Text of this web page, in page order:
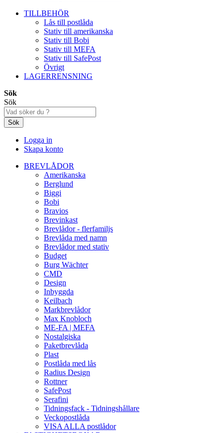
TILLBEHÖR
Lås till postlåda
Stativ till amerikanska
Stativ till Bobi
Stativ till MEFA
Stativ till SafePost
Övrigt
LAGERRENSNING
Sök
Sök
Sök
Logga in
Skapa konto
BREVLÅDOR
Amerikanska
Berglund
Biggi
Bobi
Bravios
Brevinkast
Brevlådor - flerfamiljs
Brevlåda med namn
Brevlådor med stativ
Budget
Burg Wächter
CMD
Design
Inbyggda
Keilbach
Markbrevlådor
Max Knobloch
ME-FA | MEFA
Nostalgiska
Paketbrevlåda
Plast
Postlåda med lås
Radius Design
Rottner
SafePost
Serafini
Tidningsfack - Tidningshållare
Veckopostlåda
VISA ALLA postlådor